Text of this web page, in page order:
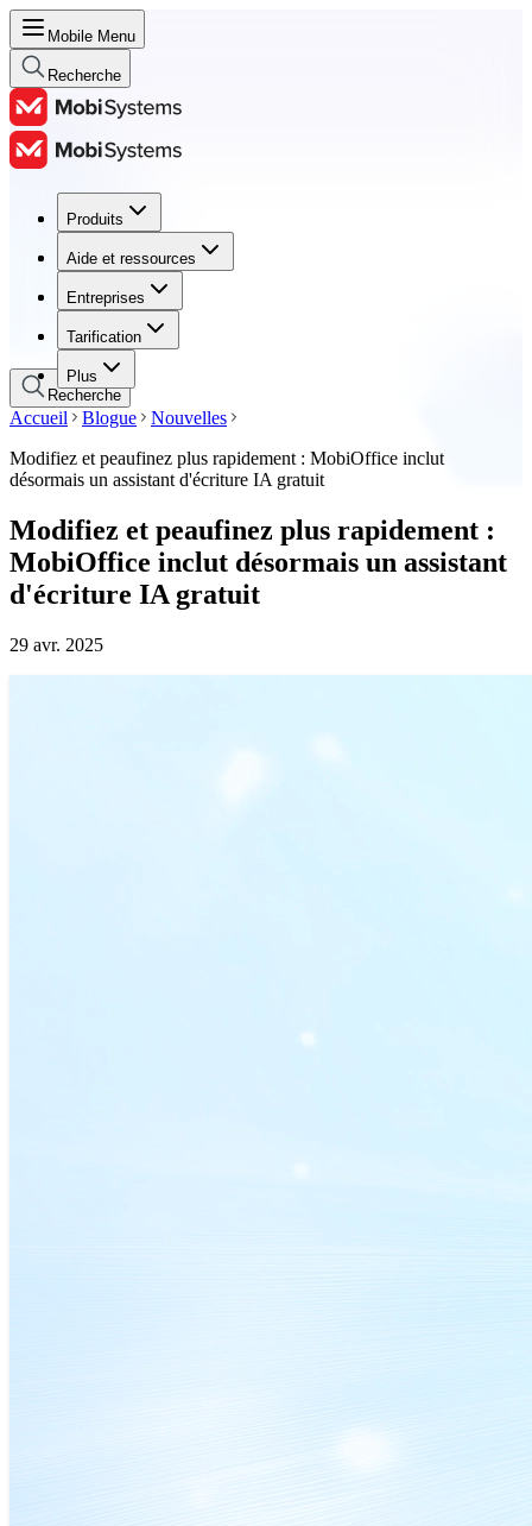
Mobile Menu
Recherche
Produits
Aide et ressources
Entreprises
Tarification
Plus
Produits
Aide et ressources
Entreprises
Tarification
Recherche
Accueil Blogue
Nouvelles
Modifiez et peaufinez plus rapidement : MobiOffice inclut
désormais un assistant d'écriture IA gratuit
Modifiez et peaufinez plus rapidement :
MobiOffice inclut désormais un assistant
d'écriture IA gratuit
29 avr. 2025